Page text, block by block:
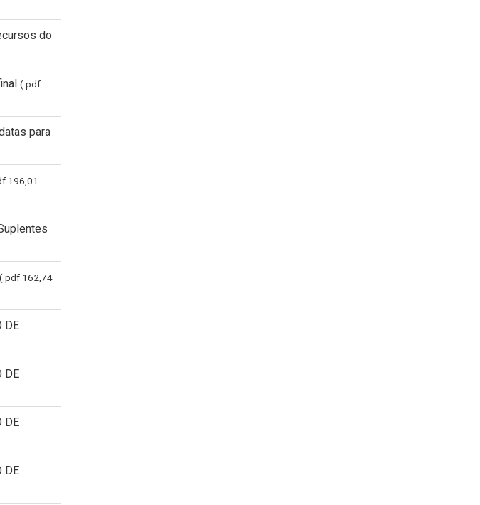
do
(.pdf
para
196,01
(.pdf 162,74
DE
DE
DE
DE